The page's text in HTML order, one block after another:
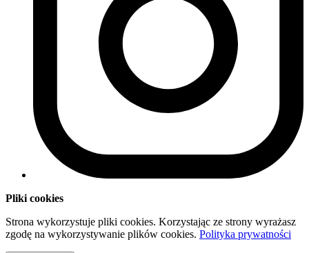
Pliki cookies
Strona wykorzystuje pliki cookies. Korzystając ze strony wyrażasz
zgodę na wykorzystywanie plików cookies. Polityka prywatności